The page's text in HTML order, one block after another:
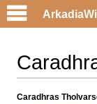
Przejdź
Przejdź
Caradhras